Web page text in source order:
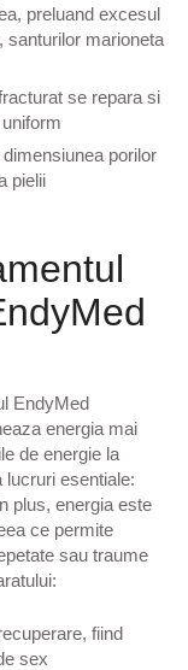
preluand excesul
santurilor marioneta
se repara si
porilor
pielii
EndyMed
energia mai
de energie la
lucruri esentiale:
plus, energia este
ce permite
sau traume
fiind
sex